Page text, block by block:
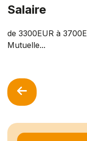
Salaire
de 3300EUR à
Mutuelle...